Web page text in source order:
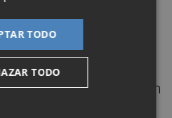
y empresas".
subgobernadora las
"navegar" el actual
"mediante una gestión
los riesgos,
TODO
TODO